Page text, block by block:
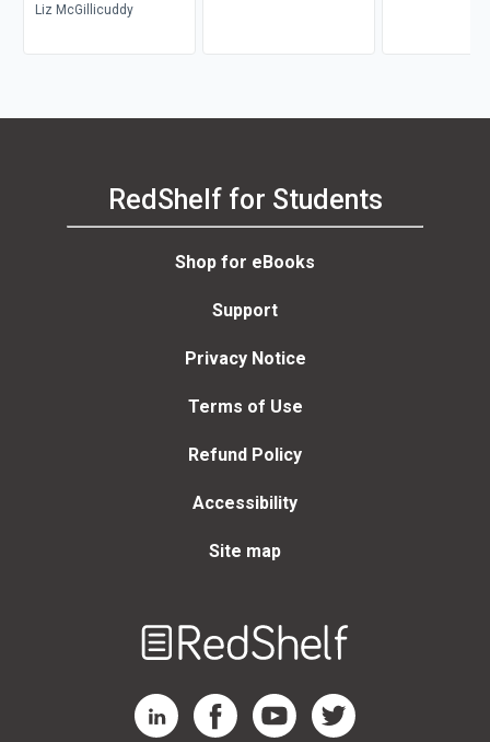
Liz McGillicuddy
RedShelf for Students
Shop for eBooks
Support
Privacy Notice
Terms of Use
Refund Policy
Accessibility
Site map
RedShelf LinkedIn Page
RedShelf Facebook Page
RedShelf YouTube Page
RedShelf Twitter Page